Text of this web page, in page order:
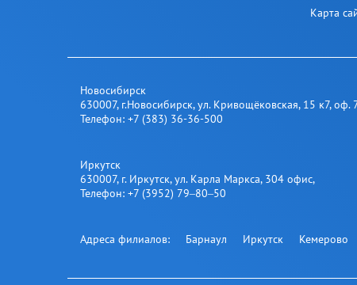
Карта
Новосибирск
630007, г.Новосибирск,ул. Кривощёковская, 15 к7, оф. 7
Телефон: +7 (383) 36-36-500
Иркутск
630007, г. Иркутск,ул. Карла Маркса, 304 офис,
Телефон: +7 (3952) 79‒80‒50
Адреса филиалов: Барнаул Иркутск Кемерово